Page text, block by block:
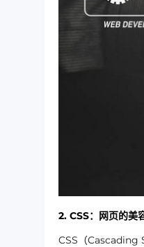
2. CSS：网页的美
CSS（Cascading